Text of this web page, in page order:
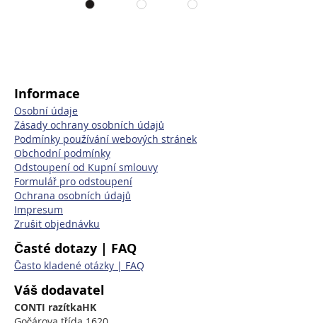
Informace
Osobní údaje
Zásady ochrany osobních údajů
Podmínky používání webových stránek
Obchodní podmínky
Odstoupení od Kupní smlouvy
Formulář pro odstoupení
Ochrana osobních údajů
Impresum
Zrušit objednávku
Časté dotazy | FAQ
Často kladené otázky | FAQ
Váš dodavatel
CONTI razítkaHK